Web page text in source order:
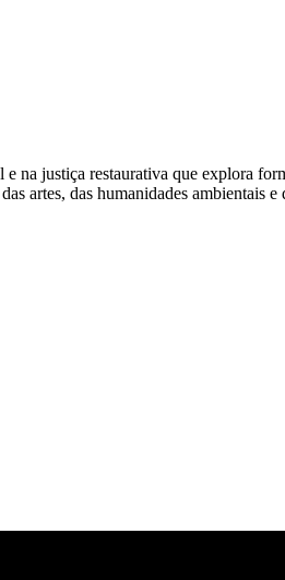
na justiça restaurativa que explora
artes, das humanidades ambientais